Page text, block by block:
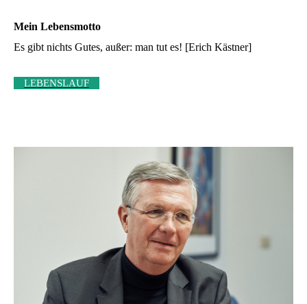
Mein Lebens­motto
Es gibt nichts Gutes, außer: man tut es! [Erich Kästner]
LEBENSLAUF